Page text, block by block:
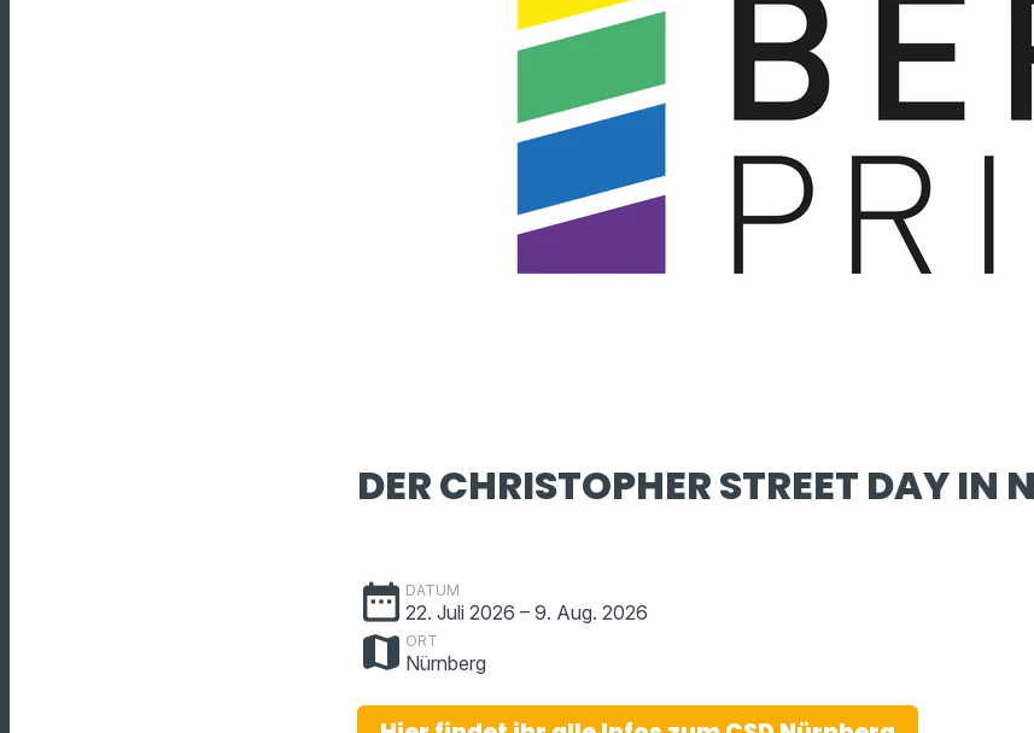
DER CHRISTOPHER STREET DAY IN
date_range DATUM
22. Juli 2026 – 9. Aug. 2026
map ORT
Nürnberg